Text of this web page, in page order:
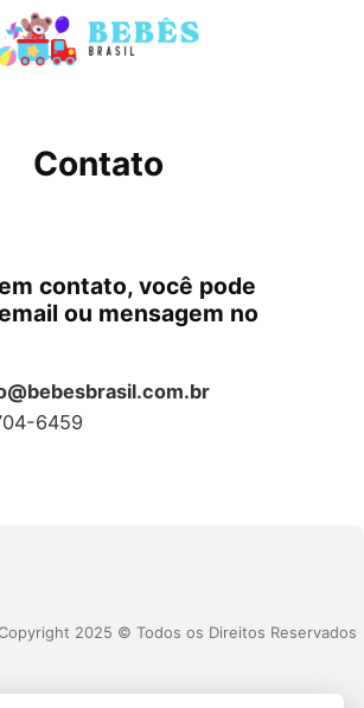
Contato
contato, você pode
ou mensagem no
6459
2025 © Todos os Direitos Reservados